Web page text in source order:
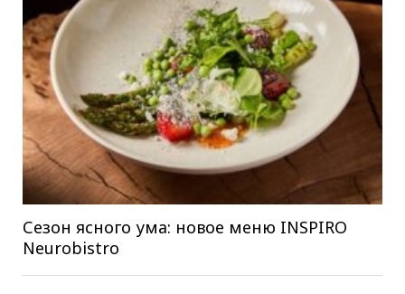
Сезон ясного ума: новое меню INSPIRO
Neurobistro